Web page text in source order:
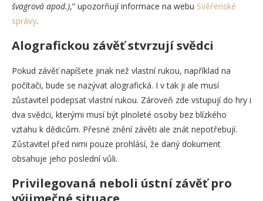
švagrová apod.),” upozorňují informace na webu Svěřenské
správy.
Alografickou závěť stvrzují svědci
Pokud závěť napíšete jinak než vlastní rukou, například na
počítači, bude se nazývat alografická. I v tak ji ale musí
zůstavitel podepsat vlastní rukou. Zároveň zde vstupují do hry i
dva svědci, kterými musí být plnoleté osoby bez blízkého
vztahu k dědicům. Přesné znění závěti ale znát nepotřebují.
Zůstavitel před nimi pouze prohlásí, že daný dokument
obsahuje jeho poslední vůli.
Privilegovaná neboli ústní závěť pro